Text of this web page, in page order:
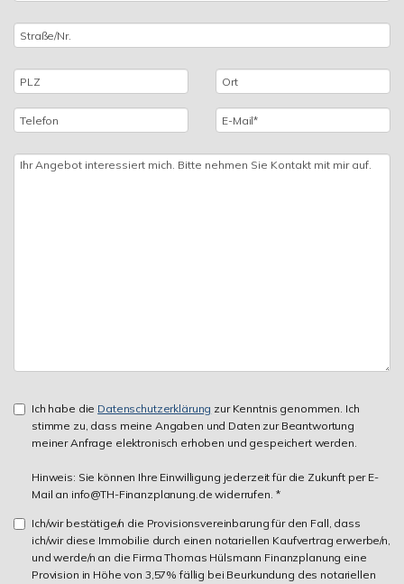
Ich habe die Datenschutzerklärung zur Kenntnis genommen. Ich
stimme zu, dass meine Angaben und Daten zur Beantwortung
meiner Anfrage elektronisch erhoben und gespeichert werden.
Hinweis: Sie können Ihre Einwilligung jederzeit für die Zukunft per E-
Mail an info@TH-Finanzplanung.de widerrufen. *
Ich/wir bestätige/n die Provisionsvereinbarung für den Fall, dass
ich/wir diese Immobilie durch einen notariellen Kaufvertrag erwerbe/n,
und werde/n an die Firma Thomas Hülsmann Finanzplanung eine
Provision in Höhe von 3,57% fällig bei Beurkundung des notariellen